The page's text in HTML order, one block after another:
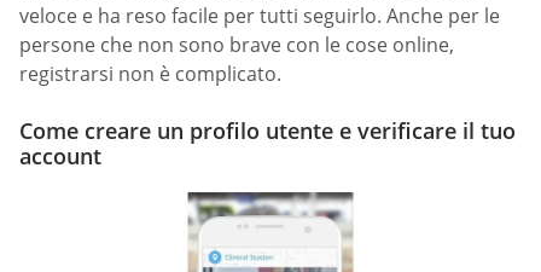
veloce e ha reso facile per tutti seguirlo. Anche per le
persone che non sono brave con le cose online,
registrarsi non è complicato.
Come creare un profilo utente e verificare il tuo
account